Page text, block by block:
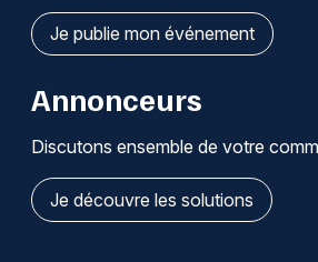
Je publie mon événement
Annonceurs
Discutons ensemble de votre
Je découvre les solutions